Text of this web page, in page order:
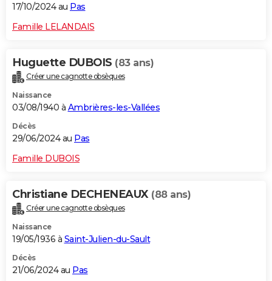
17/10/2024 au Pas
Famille LELANDAIS
Huguette DUBOIS (83 ans)
Créer une cagnotte obsèques
Naissance
03/08/1940 à Ambrières-les-Vallées
Décès
29/06/2024 au Pas
Famille DUBOIS
Christiane DECHENEAUX (88 ans)
Créer une cagnotte obsèques
Naissance
19/05/1936 à Saint-Julien-du-Sault
Décès
21/06/2024 au Pas